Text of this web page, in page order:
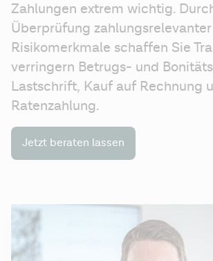
Zahlungen extrem wichtig.
Überprüfung zahlungsrelevanter
Risikomerkmale schaffen Sie
verringern Betrugs- und
Lastschrift, Kauf auf Rechnung
Ratenzahlung.
Jetzt beraten lassen